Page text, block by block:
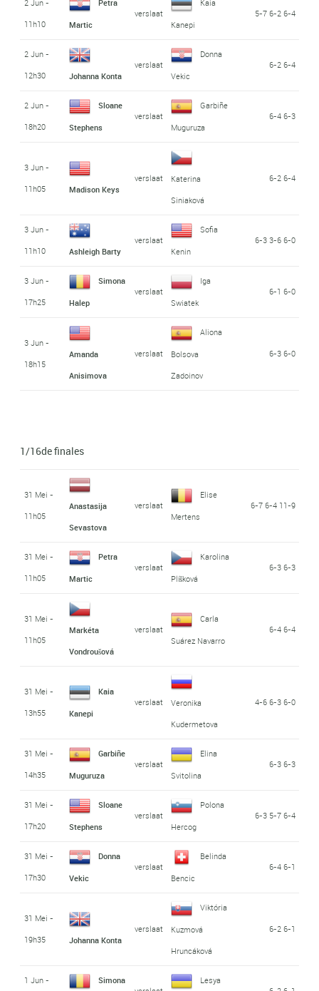
2 Jun -
11h10
Petra
Martic
verslaat
Kaia
Kanepi
5-7 6-2 6-4
2 Jun -
12h30
Johanna Konta
verslaat
Donna
Vekic
6-2 6-4
2 Jun -
18h20
Sloane
Stephens
verslaat
Garbiñe
Muguruza
6-4 6-3
3 Jun -
11h05
Madison Keys
verslaat
Katerina
Siniaková
6-2 6-4
3 Jun -
11h10
Ashleigh Barty
verslaat
Sofia
Kenin
6-3 3-6 6-0
3 Jun -
17h25
Simona
Halep
verslaat
Iga
Swiatek
6-1 6-0
3 Jun -
18h15
Amanda
Anisimova
verslaat
Aliona
Bolsova
Zadoinov
6-3 6-0
1/16de finales
31 Mei -
11h05
Anastasija
Sevastova
verslaat
Elise
Mertens
6-7 6-4 11-9
31 Mei -
11h05
Petra
Martic
verslaat
Karolina
Plíšková
6-3 6-3
31 Mei -
11h05
Markéta
Vondroušová
verslaat
Carla
Suárez Navarro
6-4 6-4
31 Mei -
13h55
Kaia
Kanepi
verslaat
Veronika
Kudermetova
4-6 6-3 6-0
31 Mei -
14h35
Garbiñe
Muguruza
verslaat
Elina
Svitolina
6-3 6-3
31 Mei -
17h20
Sloane
Stephens
verslaat
Polona
Hercog
6-3 5-7 6-4
31 Mei -
17h30
Donna
Vekic
verslaat
Belinda
Bencic
6-4 6-1
31 Mei -
19h35
Johanna Konta
verslaat
Viktória
Kuzmová
Hruncáková
6-2 6-1
1 Jun -
Simona
Lesya